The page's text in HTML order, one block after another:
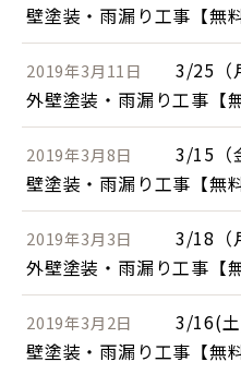
壁塗装・雨漏り工事【無
2019年3月11日
3/25（
外壁塗装・雨漏り工事【
2019年3月8日
3/15（
壁塗装・雨漏り工事【無
2019年3月3日
3/18（
外壁塗装・雨漏り工事【
2019年3月2日
3/16(
壁塗装・雨漏り工事【無